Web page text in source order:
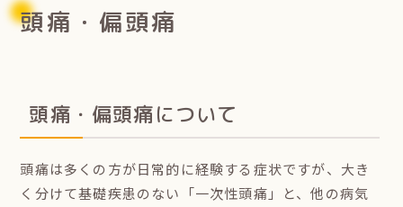
頭痛・偏頭痛
頭痛・偏頭痛について
頭痛は多くの方が日常的に経験する症状ですが、大き
く分けて基礎疾患のない「一次性頭痛」と、他の病気